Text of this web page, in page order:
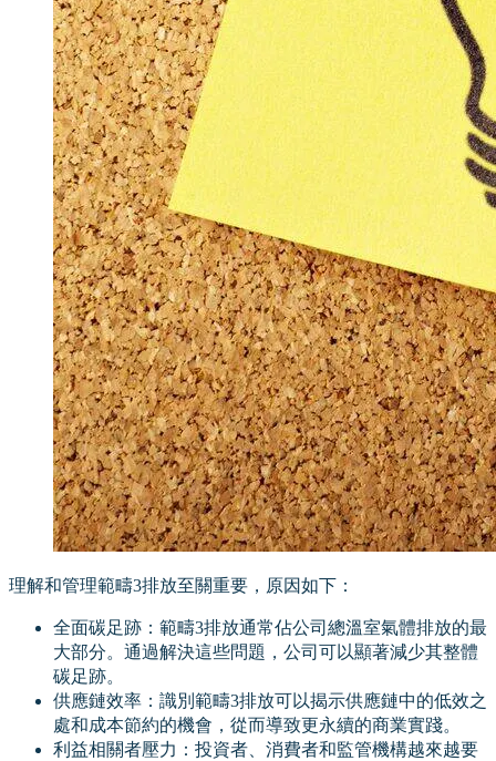
理解和管理範疇3排放至關重要，原因如下：
全面碳足跡：範疇3排放通常佔公司總溫室氣體排放的最
大部分。通過解決這些問題，公司可以顯著減少其整體
碳足跡。
供應鏈效率：識別範疇3排放可以揭示供應鏈中的低效之
處和成本節約的機會，從而導致更永續的商業實踐。
利益相關者壓力：投資者、消費者和監管機構越來越要